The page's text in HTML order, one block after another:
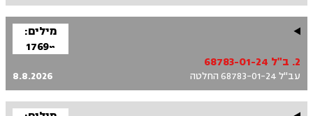
מילים:
~1769
2. ב"ל 68783-01-24
עב"ל 68783-01-24 החלטה 8.8.2026